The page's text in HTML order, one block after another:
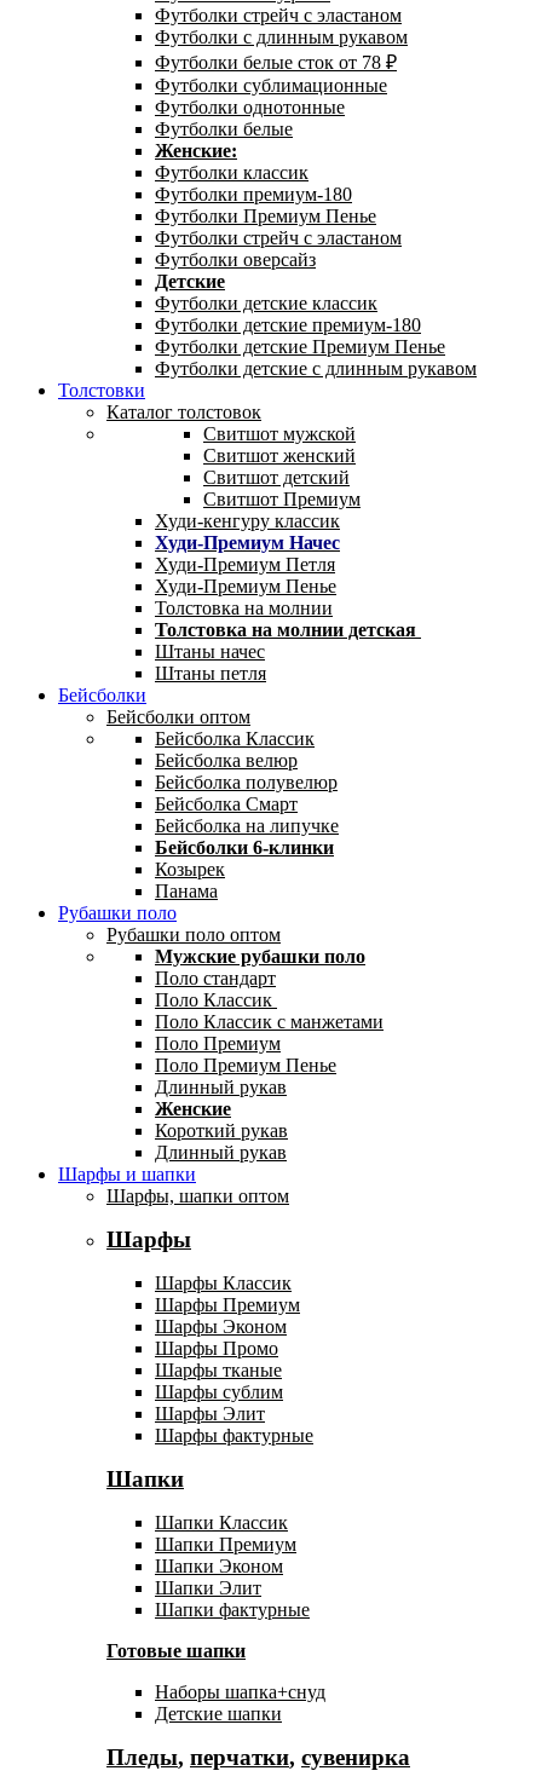
Футболки стрейч с эластаном
Футболки с длинным рукавом
Футболки белые сток от 78 ₽
Футболки сублимационные
Футболки однотонные
Футболки белые
Женские:
Футболки классик
Футболки премиум-180
Футболки Премиум Пенье
Футболки стрейч с эластаном
Футболки оверсайз
Детские
Футболки детские классик
Футболки детские премиум-180
Футболки детские Премиум Пенье
Футболки детские с длинным рукавом
Толстовки
Каталог толстовок
Свитшот мужской
Свитшот женский
Свитшот детский
Свитшот Премиум
Худи-кенгуру классик
Худи-Премиум Начес
Худи-Премиум Петля
Худи-Премиум Пенье
Толстовка на молнии
Толстовка на молнии детская
Штаны начес
Штаны петля
Бейсболки
Бейсболки оптом
Бейсболка Классик
Бейсболка велюр
Бейсболка полувелюр
Бейсболка Смарт
Бейсболка на липучке
Бейсболки 6-клинки
Козырек
Панама
Рубашки поло
Рубашки поло оптом
Мужские рубашки поло
Поло стандарт
Поло Классик
Поло Классик с манжетами
Поло Премиум
Поло Премиум Пенье
Длинный рукав
Женские
Короткий рукав
Длинный рукав
Шарфы и шапки
Шарфы, шапки оптом
Шарфы
Шарфы Классик
Шарфы Премиум
Шарфы Эконом
Шарфы Промо
Шарфы тканые
Шарфы сублим
Шарфы Элит
Шарфы фактурные
Шапки
Шапки Классик
Шапки Премиум
Шапки Эконом
Шапки Элит
Шапки фактурные
Готовые шапки
Наборы шапка+снуд
Детские шапки
Пледы, перчатки, сувенирка